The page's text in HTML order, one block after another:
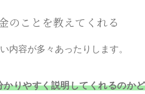
のことを教えてくれる
内容が多々あったりします。
りやすく説明してくれるのかど